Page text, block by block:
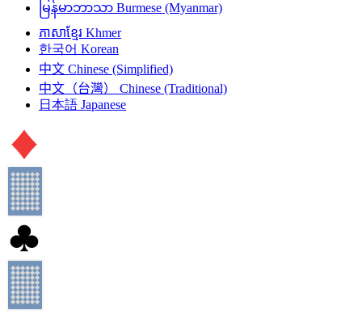
မြန်မာဘာသာ Burmese (Myanmar)
ភាសាខ្មែរ Khmer
한국어 Korean
中文 Chinese (Simplified)
中文（台灣）
Chinese (Traditional)
日本語 Japanese